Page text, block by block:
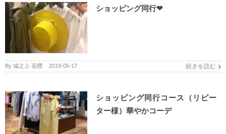
ショッピング同行❤︎
By 城之上 花櫻 2019-05-17 続きを読む
ショッピング同行コース（リピー
ター様）華やかコーデ